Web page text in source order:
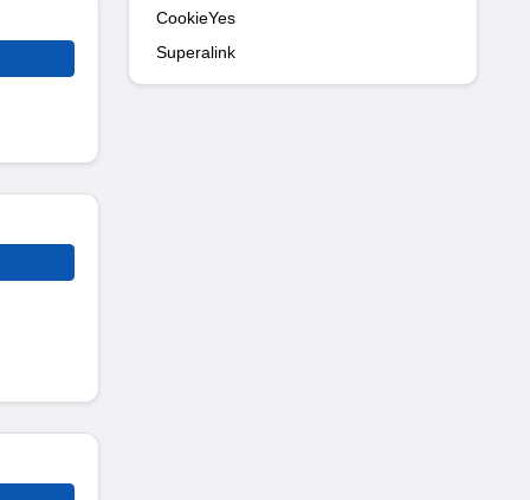
CookieYes
Superalink